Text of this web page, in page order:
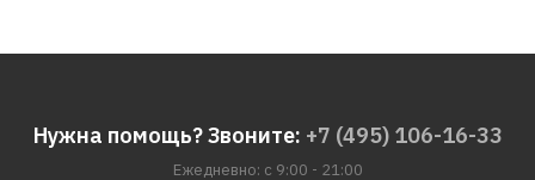
Нужна помощь? Звоните: +7 (495) 106-16-33
Ежедневно: с 9:00 - 21:00